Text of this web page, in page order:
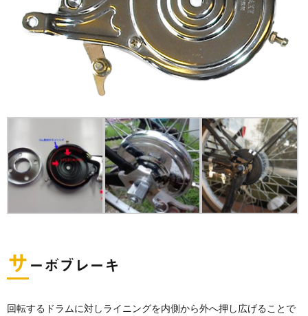
サ ーボブレーキ
回転するドラムに対しライニングを内側から外へ押し広げることで